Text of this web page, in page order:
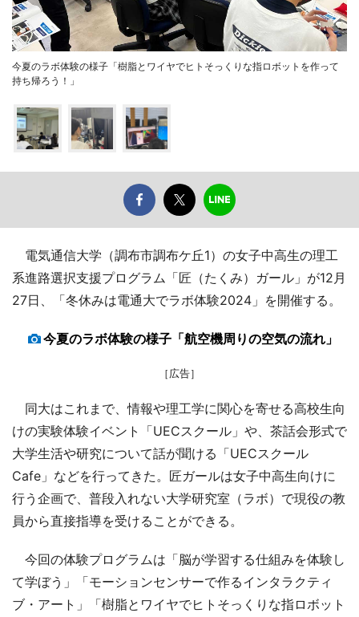
今夏のラボ体験の様子「樹脂とワイヤでヒトそっくりな指ロボットを作って
持ち帰ろう！」
電気通信大学（調布市調布ケ丘1）の女子中高生の理工
系進路選択支援プログラム「匠（たくみ）ガール」が12月
27日、「冬休みは電通大でラボ体験2024」を開催する。
今夏のラボ体験の様子「航空機周りの空気の流れ」
［広告］
同大はこれまで、情報や理工学に関心を寄せる高校生向
けの実験体験イベント「UECスクール」や、茶話会形式で
大学生活や研究について話が聞ける「UECスクール
Cafe」などを行ってきた。匠ガールは女子中高生向けに
行う企画で、普段入れない大学研究室（ラボ）で現役の教
員から直接指導を受けることができる。
今回の体験プログラムは「脳が学習する仕組みを体験し
て学ぼう」「モーションセンサーで作るインタラクティ
ブ・アート」「樹脂とワイヤでヒトそっくりな指ロボット